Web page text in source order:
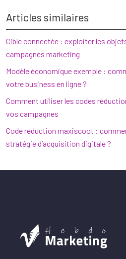
Articles similaires
Cible connectée : exploiter les
campagnes marketing
Modèle économique exemple :
votre business en ligne ?
Comment utiliser les codes
vos campagnes
Code reduction maxiscoot :
stratégie d’acquisition digitale ?